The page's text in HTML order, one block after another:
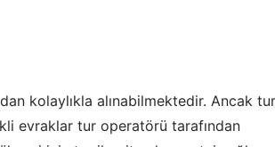
kolaylıkla alınabilmektedir. Ancak
evraklar tur operatörü tarafından